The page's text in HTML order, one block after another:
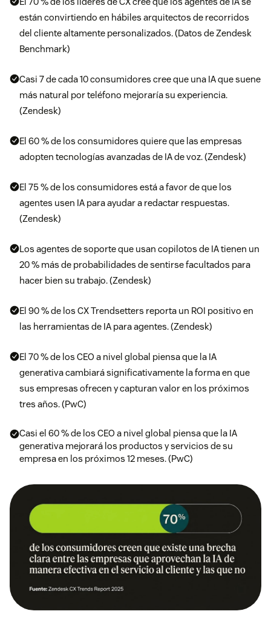
están convirtiendo en hábiles arquitectos de recorridos
del cliente altamente personalizados. (Datos de Zendesk
Benchmark)
Casi 7 de cada 10 consumidores cree que una IA que suene
más natural por teléfono mejoraría su experiencia.
(Zendesk)
El 60 % de los consumidores quiere que las empresas
adopten tecnologías avanzadas de IA de voz. (Zendesk)
El 75 % de los consumidores está a favor de que los
agentes usen IA para ayudar a redactar respuestas.
(Zendesk)
Los agentes de soporte que usan copilotos de IA tienen un
20 % más de probabilidades de sentirse facultados para
hacer bien su trabajo. (Zendesk)
El 90 % de los CX Trendsetters reporta un ROI positivo en
las herramientas de IA para agentes. (Zendesk)
El 70 % de los CEO a nivel global piensa que la IA
generativa cambiará significativamente la forma en que
sus empresas ofrecen y capturan valor en los próximos
tres años. (PwC)
Casi el 60 % de los CEO a nivel global piensa que la IA
generativa mejorará los productos y servicios de su
empresa en los próximos 12 meses. (PwC)